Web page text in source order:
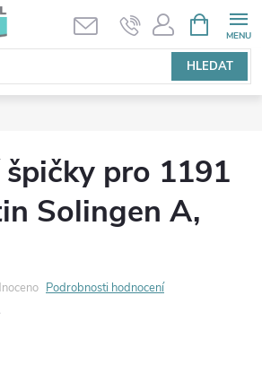
HLEDAT
NÁKUPNÍ
KOŠÍK
pro 1191
Solingen A,
Podrobnosti hodnocení